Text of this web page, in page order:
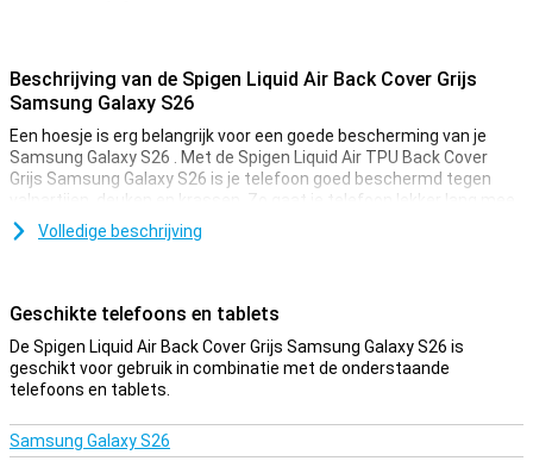
Beschrijving van de Spigen Liquid Air Back Cover Grijs
Samsung Galaxy S26
Een hoesje is erg belangrijk voor een goede bescherming van je
Samsung Galaxy S26 . Met de Spigen Liquid Air TPU Back Cover
Grijs Samsung Galaxy S26 is je telefoon goed beschermd tegen
valpartijen, deuken en krassen. Zo gaat je telefoon lekker lang mee.
Galaxy S26 is gemaakt van zacht en flexibel TPU-materiaal. Dankzij
dit materiaal sluit de case perfect aan op je toestel. Verder
voorkom je met deze TPU-case krassen en deuken door scherpe
voorwerpen, vuil, stof en valpartijen. Iedereen laat zijn telefoon wel
kunststof hoesje zorg jij ervoor dat je Samsung Galaxy S26 goed
wordt beschermd tegen eventuele krassen en deuken.
Volledige beschrijving
Geschikte telefoons en tablets
De Spigen Liquid Air Back Cover Grijs Samsung Galaxy S26 is
geschikt voor gebruik in combinatie met de onderstaande
telefoons en tablets.
Samsung Galaxy S26